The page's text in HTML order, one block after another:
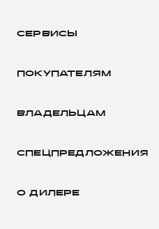
СЕРВИСЫ
ПОКУПАТЕЛЯМ
Конфигуратор HAVAL
Программа «HAVAL
ВЛАДЕЛЬЦАМ
Запись на сервис
СПЕЦПРЕДЛОЖЕНИЯ
Владельцам
О ДИЛЕРЕ